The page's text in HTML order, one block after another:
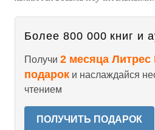
Более 800 000 книг и
Получи 2 месяца Литрес
подарок и наслаждайся
чтением
ПОЛУЧИТЬ ПОДАРОК